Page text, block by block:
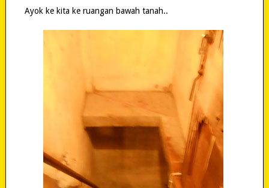
Ayok ke kita ke ruangan bawah tanah..